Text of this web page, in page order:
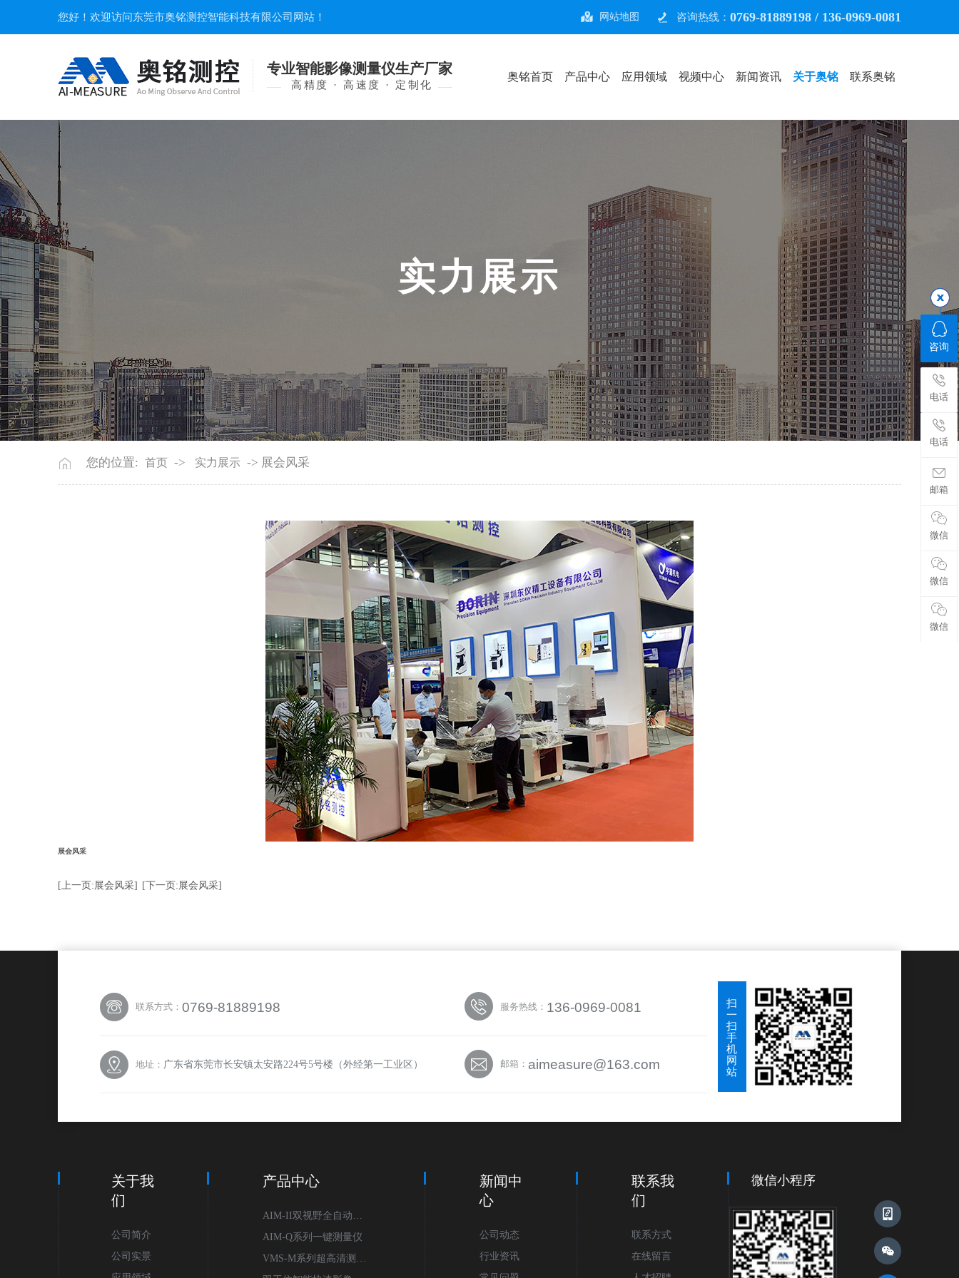
您好！欢迎访问东莞市奥铭测控智能科技有限公司网站！ 咨询热线：0769-81889198 / 136-0969-0081
网站地图
专业智能影像测量仪生产厂家
高精度 · 高速度 · 定制化
奥铭首页 产品中心 应用领域 视频中心 新闻资讯 关于奥铭 联系奥铭
实力 展示
您的位置: 首页 -> 实力展示 -> 展会风采
展会风采
[上一页:展会风采] [下一页:展会风采]
联系方式： 0769-81889198 服务热线： 136-0969-0081
地址： 广东省东莞市长安镇太安路224号5号楼（外经第一工业区） 邮箱： aimeasure@163.com
扫
一
扫
手
机
网
站
关于我
们
公司简介
公司实景
产品中心
AIM-II双视野全自动影
像测量仪
AIM-Q系列一键测量仪
VMS-M系列超高清测量
新闻中
心
公司动态
行业资讯
联系我
们
联系方式
在线留言
微信小程序
咨询
电话
电话
邮箱
微信
微信
微信